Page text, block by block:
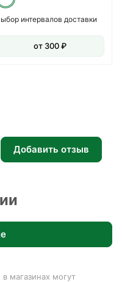
интервалов доставки
от 300 ₽
Добавить отзыв
магазинах могут